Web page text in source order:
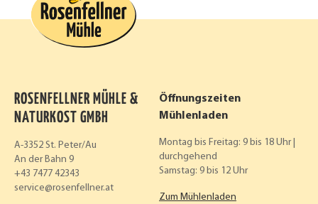
ROSENFELLNER MÜHLE &
NATURKOST GMBH
A-3352 St. Peter/Au
An der Bahn 9
+43 7477 42343
service
rosenfellner.at
Öffnungszeiten
Mühlenladen
Montag bis Freitag: 9 bis 18 Uhr |
durchgehend
Samstag: 9 bis 12 Uhr
Zum Mühlenladen